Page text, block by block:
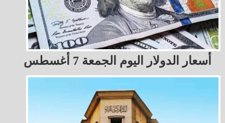
أسعار الدولار اليوم الجمعة 7 أغسطس